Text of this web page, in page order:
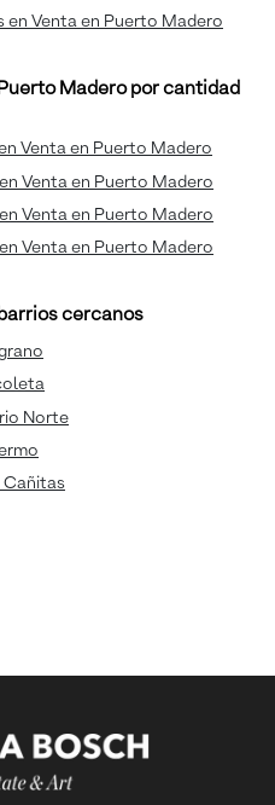
Venta en Puerto Madero
Madero por cantidad
Venta en Puerto Madero
Venta en Puerto Madero
Venta en Puerto Madero
Venta en Puerto Madero
cercanos
Norte
Cañitas